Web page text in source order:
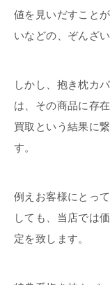
値を見いだすこと
いなどの、ぞんざ
しかし、抱き枕カ
は、その商品に存
買取という結果に
す。
例えお客様にとっ
しても、当店では
定を致します。